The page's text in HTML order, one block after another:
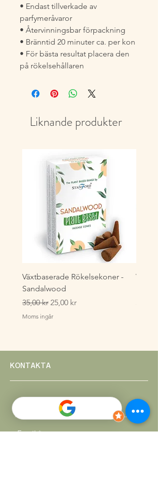
• Endast tillverkade av
parfymeråvaror
• Återvinningsbar förpackning
• Bränntid 20 minuter ca. per kon
• För bästa resultat placera den
på rökelsehållaren
Liknande produkter
Växtbaserade Rökelsekoner -
Sandalwood
Ordinarie pris
35,00 kr Reapris
25,00 kr
Moms ingår
KONTAKTA